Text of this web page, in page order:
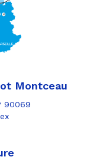
Montceau
90069